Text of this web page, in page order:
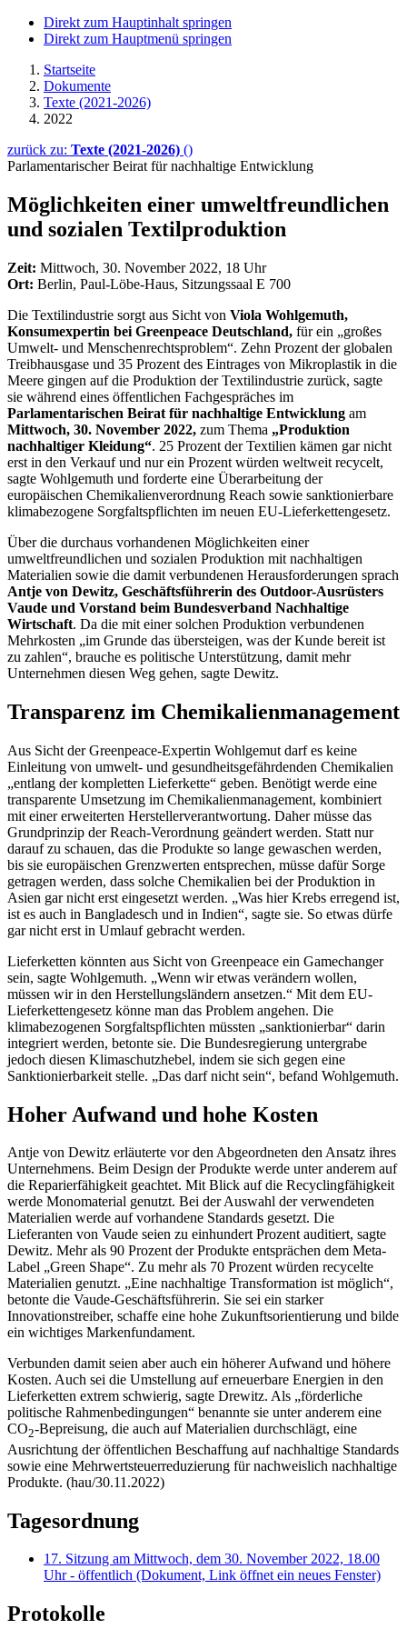
Direkt zum Hauptinhalt springen
Direkt zum Hauptmenü springen
Startseite
Dokumente
Texte (2021-2026)
2022
zurück zu: Texte (2021-2026) ()
Parlamentarischer Beirat für nachhaltige Entwicklung
Möglichkeiten einer umwelt­freundlichen
und sozialen Textilproduktion
Zeit: Mittwoch, 30. November 2022, 18 Uhr
Ort: Berlin, Paul-Löbe-Haus, Sitzungssaal E 700
Die Textilindustrie sorgt aus Sicht von Viola Wohlgemuth,
Konsumexpertin bei Greenpeace Deutschland, für ein „großes
Umwelt- und Menschenrechtsproblem“. Zehn Prozent der globalen
Treibhausgase und 35 Prozent des Eintrages von Mikroplastik in die
Meere gingen auf die Produktion der Textilindustrie zurück, sagte
sie während eines öffentlichen Fachgespräches im
Parlamentarischen Beirat für nachhaltige Entwicklung am
Mittwoch, 30. November 2022, zum Thema „Produktion
nachhaltiger Kleidung“. 25 Prozent der Textilien kämen gar nicht
erst in den Verkauf und nur ein Prozent würden weltweit recycelt,
sagte Wohlgemuth und forderte eine Überarbeitung der
europäischen Chemikalienverordnung Reach sowie sanktionierbare
klimabezogene Sorgfaltspflichten im neuen EU-Lieferkettengesetz.
Über die durchaus vorhandenen Möglichkeiten einer
umweltfreundlichen und sozialen Produktion mit nachhaltigen
Materialien sowie die damit verbundenen Herausforderungen sprach
Antje von Dewitz, Geschäftsführerin des Outdoor-Ausrüsters
Vaude und Vorstand beim Bundesverband Nachhaltige
Wirtschaft. Da die mit einer solchen Produktion verbundenen
Mehrkosten „im Grunde das übersteigen, was der Kunde bereit ist
zu zahlen“, brauche es politische Unterstützung, damit mehr
Unternehmen diesen Weg gehen, sagte Dewitz.
Transparenz im Chemikalienmanagement
Aus Sicht der Greenpeace-Expertin Wohlgemut darf es keine
Einleitung von umwelt- und gesundheitsgefährdenden Chemikalien
„entlang der kompletten Lieferkette“ geben. Benötigt werde eine
transparente Umsetzung im Chemikalienmanagement, kombiniert
mit einer erweiterten Herstellerverantwortung. Daher müsse das
Grundprinzip der Reach-Verordnung geändert werden. Statt nur
darauf zu schauen, das die Produkte so lange gewaschen werden,
bis sie europäischen Grenzwerten entsprechen, müsse dafür Sorge
getragen werden, dass solche Chemikalien bei der Produktion in
Asien gar nicht erst eingesetzt werden. „Was hier Krebs erregend ist,
ist es auch in Bangladesch und in Indien“, sagte sie. So etwas dürfe
gar nicht erst in Umlauf gebracht werden.
Lieferketten könnten aus Sicht von Greenpeace ein Gamechanger
sein, sagte Wohlgemuth. „Wenn wir etwas verändern wollen,
müssen wir in den Herstellungsländern ansetzen.“ Mit dem EU-
Lieferkettengesetz könne man das Problem angehen. Die
klimabezogenen Sorgfaltspflichten müssten „sanktionierbar“ darin
integriert werden, betonte sie. Die Bundesregierung untergrabe
jedoch diesen Klimaschutzhebel, indem sie sich gegen eine
Sanktionierbarkeit stelle. „Das darf nicht sein“, befand Wohlgemuth.
Hoher Aufwand und hohe Kosten
Antje von Dewitz erläuterte vor den Abgeordneten den Ansatz ihres
Unternehmens. Beim Design der Produkte werde unter anderem auf
die Reparierfähigkeit geachtet. Mit Blick auf die Recyclingfähigkeit
werde Monomaterial genutzt. Bei der Auswahl der verwendeten
Materialien werde auf vorhandene Standards gesetzt. Die
Lieferanten von Vaude seien zu einhundert Prozent auditiert, sagte
Dewitz. Mehr als 90 Prozent der Produkte entsprächen dem Meta-
Label „Green Shape“. Zu mehr als 70 Prozent würden recycelte
Materialien genutzt. „Eine nachhaltige Transformation ist möglich“,
betonte die Vaude-Geschäftsführerin. Sie sei ein starker
Innovationstreiber, schaffe eine hohe Zukunftsorientierung und bilde
ein wichtiges Markenfundament.
Verbunden damit seien aber auch ein höherer Aufwand und höhere
Kosten. Auch sei die Umstellung auf erneuerbare Energien in den
Lieferketten extrem schwierig, sagte Drewitz. Als „förderliche
politische Rahmenbedingungen“ benannte sie unter anderem eine
CO2-Bepreisung, die auch auf Materialien durchschlägt, eine
Ausrichtung der öffentlichen Beschaffung auf nachhaltige Standards
sowie eine Mehrwertsteuerreduzierung für nachweislich nachhaltige
Produkte. (hau/30.11.2022)
Tagesordnung
17. Sitzung am Mittwoch, dem 30. November 2022, 18.00
Uhr - öffentlich (Dokument, Link öffnet ein neues Fenster)
Protokolle